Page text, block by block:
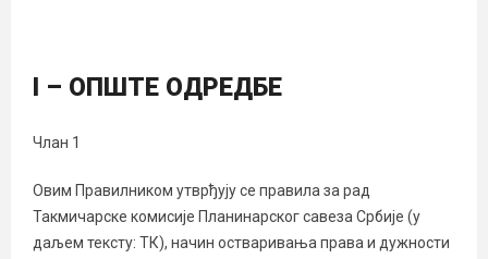
I – ОПШТЕ ОДРЕДБЕ
Члан 1
Овим Правилником утврђују се правила за рад
Такмичарске комисије Планинарског савеза Србије (у
даљем тексту: ТК), начин остваривања права и дужности